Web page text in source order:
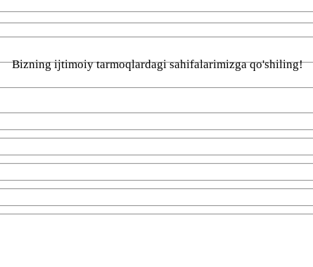
Bizning ijtimoiy tarmoqlardagi sahifalarimizga qo'shiling!